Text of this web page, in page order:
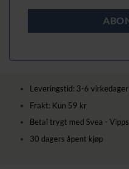
Leveringstid: 3-6 virkedager
Frakt: Kun 59 kr
Betal trygt med Svea - Vipps
30 dagers åpent kjøp